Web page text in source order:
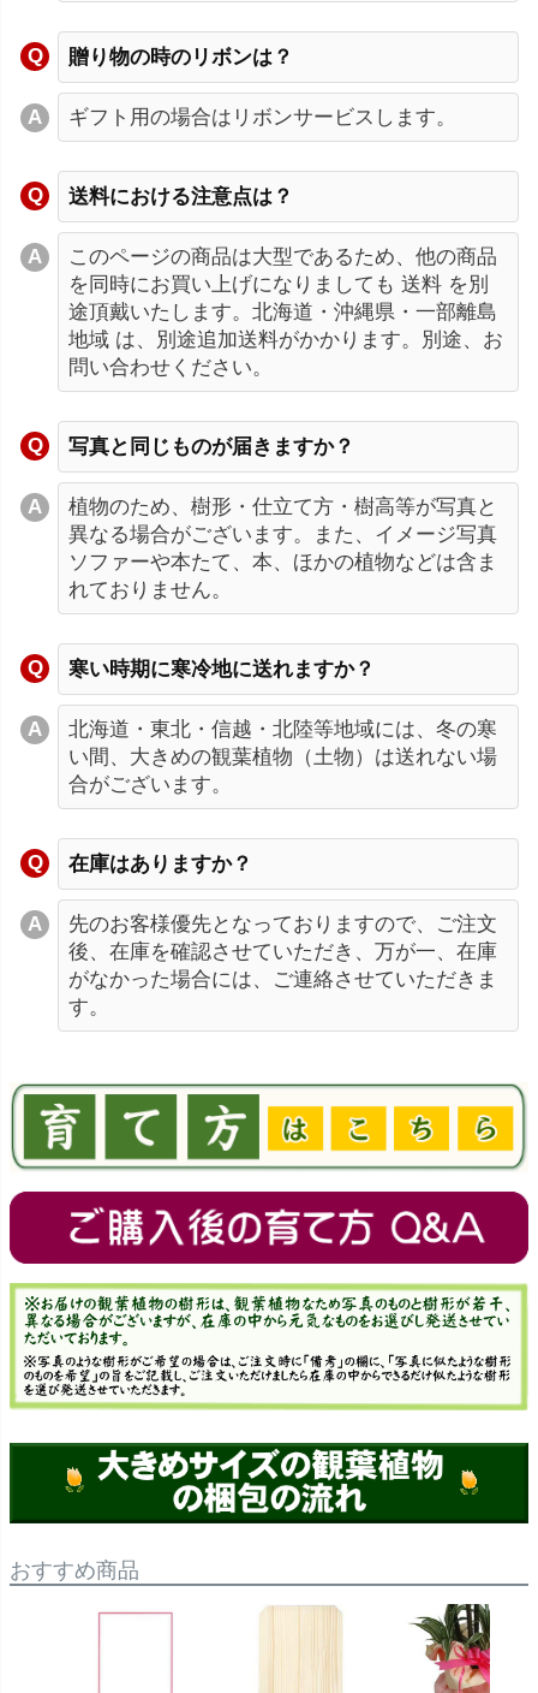
贈り物の時のリボンは？
ギフト用の場合はリボンサービスします。
送料における注意点は？
このページの商品は大型であるため、他の商品
を同時にお買い上げになりましても 送料 を別
途頂戴いたします。北海道・沖縄県・一部離島
地域 は、別途追加送料がかかります。別途、お
問い合わせください。
写真と同じものが届きますか？
植物のため、樹形・仕立て方・樹高等が写真と
異なる場合がございます。また、イメージ写真
ソファーや本たて、本、ほかの植物などは含ま
れておりません。
寒い時期に寒冷地に送れますか？
北海道・東北・信越・北陸等地域には、冬の寒
い間、大きめの観葉植物（土物）は送れない場
合がございます。
在庫はありますか？
先のお客様優先となっておりますので、ご注文
後、在庫を確認させていただき、万が一、在庫
がなかった場合には、ご連絡させていただきま
す。
おすすめ商品